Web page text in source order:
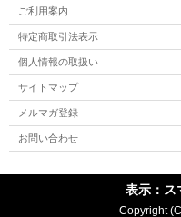
クリスマスや誕生日、お祝い、お
フリマやネットで販売することも？
ご利用案内
特定商取引法表示
個人情報の取扱い
サイトマップ
メルマガ登録
お問い合わせ
表示：ス
Copyright